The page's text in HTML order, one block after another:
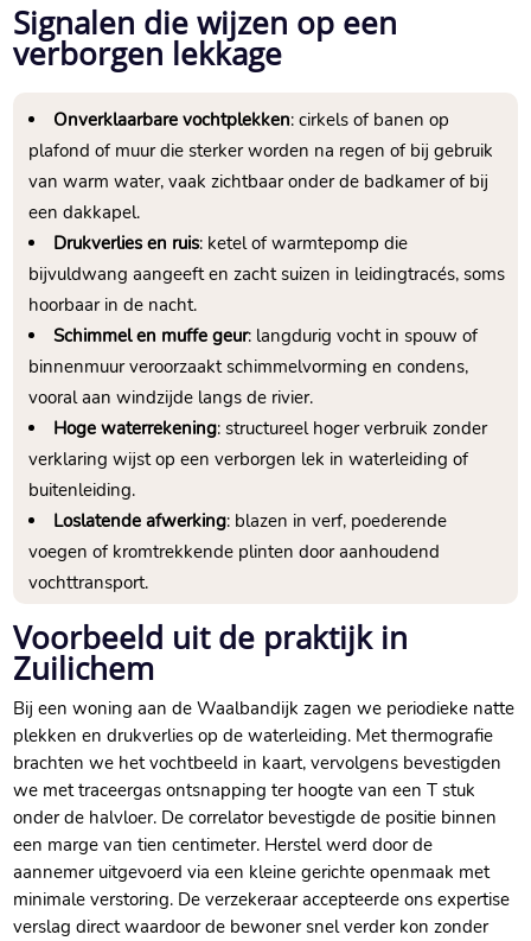
Signalen die wijzen op een
verborgen lekkage
Onverklaarbare vochtplekken: cirkels of banen op
plafond of muur die sterker worden na regen of bij gebruik
van warm water, vaak zichtbaar onder de badkamer of bij
een dakkapel.
Drukverlies en ruis: ketel of warmtepomp die
bijvuldwang aangeeft en zacht suizen in leidingtracés, soms
hoorbaar in de nacht.
Schimmel en muffe geur: langdurig vocht in spouw of
binnenmuur veroorzaakt schimmelvorming en condens,
vooral aan windzijde langs de rivier.
Hoge waterrekening: structureel hoger verbruik zonder
verklaring wijst op een verborgen lek in waterleiding of
buitenleiding.
Loslatende afwerking: blazen in verf, poederende
voegen of kromtrekkende plinten door aanhoudend
vochttransport.
Voorbeeld uit de praktijk in
Zuilichem
Bij een woning aan de Waalbandijk zagen we periodieke natte
plekken en drukverlies op de waterleiding. Met thermografie
brachten we het vochtbeeld in kaart, vervolgens bevestigden
we met traceergas ontsnapping ter hoogte van een T stuk
onder de halvloer. De correlator bevestigde de positie binnen
een marge van tien centimeter. Herstel werd door de
aannemer uitgevoerd via een kleine gerichte openmaak met
minimale verstoring. De verzekeraar accepteerde ons expertise
verslag direct waardoor de bewoner snel verder kon zonder